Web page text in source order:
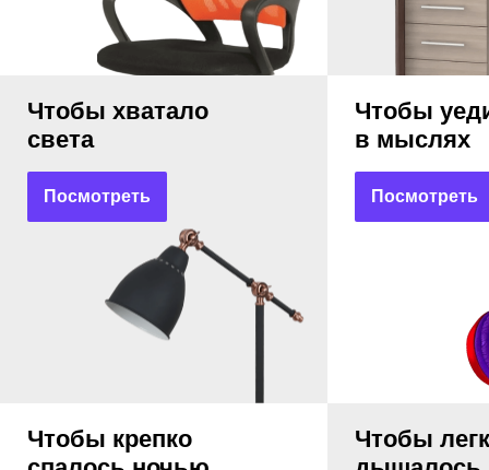
Чтобы хватало
света
Посмотреть
Чтобы
в мыслях
Посмотреть
Чтобы крепко
Чтобы